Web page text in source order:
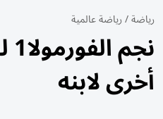
رياضة/رياضة عالمية
أخرى لابنه